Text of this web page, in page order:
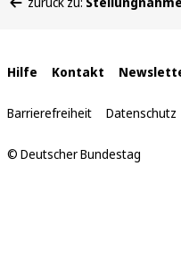
befinden
Interne
Links
Hilfe Kontakt
Barrierefreiheit Datenschutz
© Deutscher Bundestag